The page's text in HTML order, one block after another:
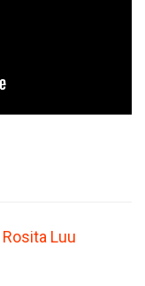
Rosita Luu